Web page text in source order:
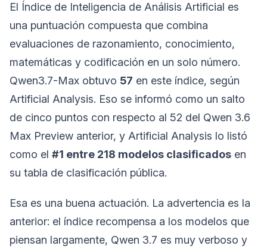
El Índice de Inteligencia de Análisis Artificial es
una puntuación compuesta que combina
evaluaciones de razonamiento, conocimiento,
matemáticas y codificación en un solo número.
Qwen3.7-Max obtuvo 57 en este índice, según
Artificial Analysis. Eso se informó como un salto
de cinco puntos con respecto al 52 del Qwen 3.6
Max Preview anterior, y Artificial Analysis lo listó
como el #1 entre 218 modelos clasificados en
su tabla de clasificación pública.
Esa es una buena actuación. La advertencia es la
anterior: el índice recompensa a los modelos que
piensan largamente, Qwen 3.7 es muy verboso y